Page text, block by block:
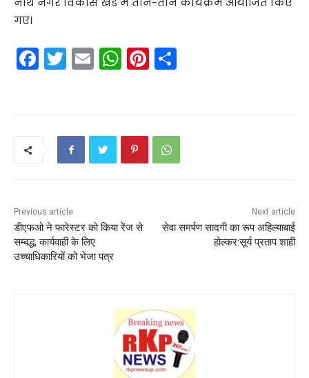
गए।
F
a
k
T
w
E
m
W
h
A
p
Pi
nt
st
Previous article
डीएफओ ने फारेस्टर को किया रेंज से
सम्बद्ध, कार्यवाही के लिए
उच्चाधिकारियों को भेजा पत्र
Next article
सेवा समर्पण सादगी का रूप अहिल्याबाई
होल्कर:सूर्य प्रताप शाही